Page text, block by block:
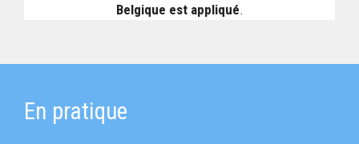
Belgique est appliqué.
En pratique